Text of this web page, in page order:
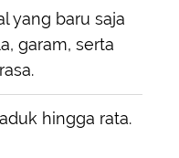
yang baru saja
garam, serta
hingga rata.